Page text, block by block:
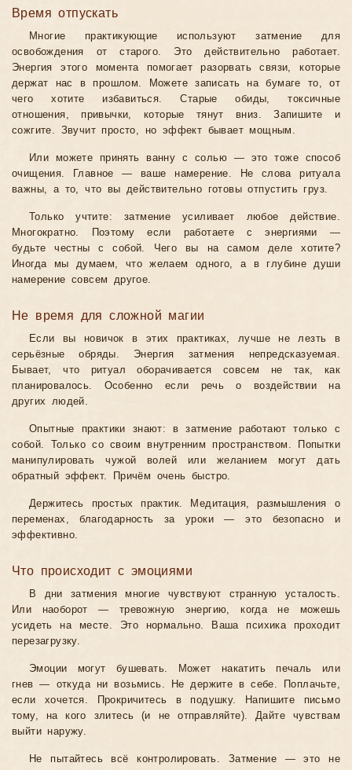
Время отпускать
Многие практикующие используют затмение для
освобождения от старого. Это действительно работает.
Энергия этого момента помогает разорвать связи, которые
держат нас в прошлом. Можете записать на бумаге то, от
чего хотите избавиться. Старые обиды, токсичные
отношения, привычки, которые тянут вниз. Запишите и
сожгите. Звучит просто, но эффект бывает мощным.
Или можете принять ванну с солью — это тоже способ
очищения. Главное — ваше намерение. Не слова ритуала
важны, а то, что вы действительно готовы отпустить груз.
Только учтите: затмение усиливает любое действие.
Многократно. Поэтому если работаете с энергиями —
будьте честны с собой. Чего вы на самом деле хотите?
Иногда мы думаем, что желаем одного, а в глубине души
намерение совсем другое.
Не время для сложной магии
Если вы новичок в этих практиках, лучше не лезть в
серьёзные обряды. Энергия затмения непредсказуемая.
Бывает, что ритуал оборачивается совсем не так, как
планировалось. Особенно если речь о воздействии на
других людей.
Опытные практики знают: в затмение работают только с
собой. Только со своим внутренним пространством. Попытки
манипулировать чужой волей или желанием могут дать
обратный эффект. Причём очень быстро.
Держитесь простых практик. Медитация, размышления о
переменах, благодарность за уроки — это безопасно и
эффективно.
Что происходит с эмоциями
В дни затмения многие чувствуют странную усталость.
Или наоборот — тревожную энергию, когда не можешь
усидеть на месте. Это нормально. Ваша психика проходит
перезагрузку.
Эмоции могут бушевать. Может накатить печаль или
гнев — откуда ни возьмись. Не держите в себе. Поплачьте,
если хочется. Прокричитесь в подушку. Напишите письмо
тому, на кого злитесь (и не отправляйте). Дайте чувствам
выйти наружу.
Не пытайтесь всё контролировать. Затмение — это не